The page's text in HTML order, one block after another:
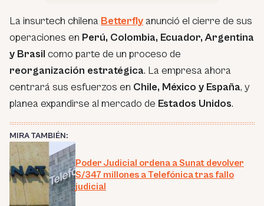
La insurtech chilena Betterflyanunció el cierre de sus
operaciones en Perú, Colombia, Ecuador, Argentina
y Brasil como parte de un proceso de
reorganización estratégica. La empresa ahora
centrará sus esfuerzos en Chile, México y España, y
planea expandirse al mercado de Estados Unidos.
MIRA TAMBIÉN:
Poder Judicial ordena a Sunat devolver
S/347 millones a Telefónica tras fallo
judicial